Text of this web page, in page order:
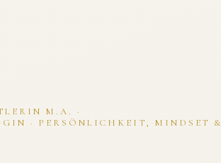
M.A. ·
· PERSÖNLICHKEIT, MINDSET &